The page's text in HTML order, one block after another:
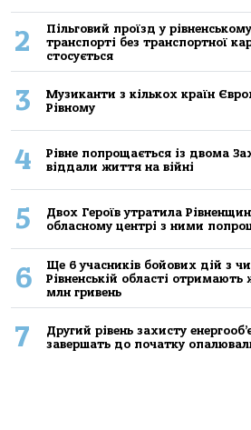
2
Пільговий проїзд у
транспорті без транспортної
стосується
3
Музиканти з кількох країн
Рівному
4
Рівне попрощається із двома
віддали життя на війні
5
Двох Героїв утратила
обласному центрі з ними
6
Ще 6 учасників бойових дій з
Рівненській області отримають
млн гривень
7
Другий рівень захисту
завершать до початку